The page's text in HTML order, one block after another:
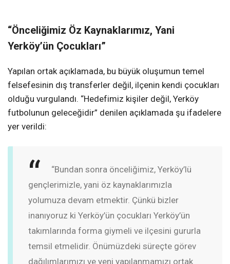
“Önceliğimiz Öz Kaynaklarımız, Yani
Yerköy’ün Çocukları”
Yapılan ortak açıklamada, bu büyük oluşumun temel
felsefesinin dış transferler değil, ilçenin kendi çocukları
olduğu vurgulandı. “Hedefimiz kişiler değil, Yerköy
futbolunun geleceğidir” denilen açıklamada şu ifadelere
yer verildi:
“Bundan sonra önceliğimiz, Yerköy’lü
gençlerimizle, yani öz kaynaklarımızla
yolumuza devam etmektir. Çünkü bizler
inanıyoruz ki Yerköy’ün çocukları Yerköy’ün
takımlarında forma giymeli ve ilçesini gururla
temsil etmelidir. Önümüzdeki süreçte görev
dağılımlarımızı ve yeni yapılanmamızı ortak